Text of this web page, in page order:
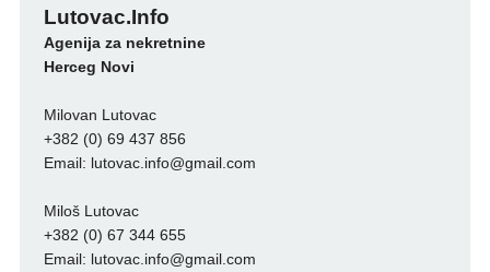
Lutovac.Info
Agenija za nekretnine
Herceg Novi
Milovan Lutovac
+382 (0) 69 437 856
Email: lutovac.info@gmail.com
Miloš Lutovac
+382 (0) 67 344 655
Email: lutovac.info@gmail.com